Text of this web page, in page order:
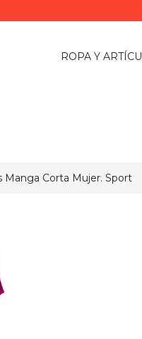
ROPA Y
Manga Corta Mujer. Sport